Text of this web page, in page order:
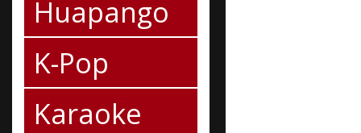
Huapango
K-Pop
Karaoke